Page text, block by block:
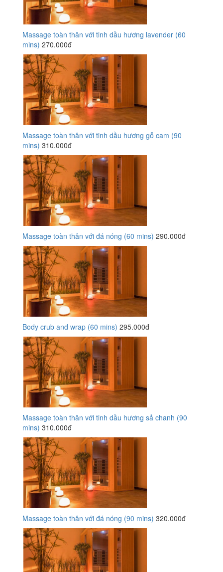
Massage toàn thân với tinh dầu hương lavender (60
mins) 270.000đ
Massage toàn thân với tinh dầu hương gỗ cam (90
mins) 310.000đ
Massage toàn thân với đá nóng (60 mins) 290.000đ
Body crub and wrap (60 mins) 295.000đ
Massage toàn thân với tinh dầu hương sả chanh (90
mins) 310.000đ
Massage toàn thân với đá nóng (90 mins) 320.000đ